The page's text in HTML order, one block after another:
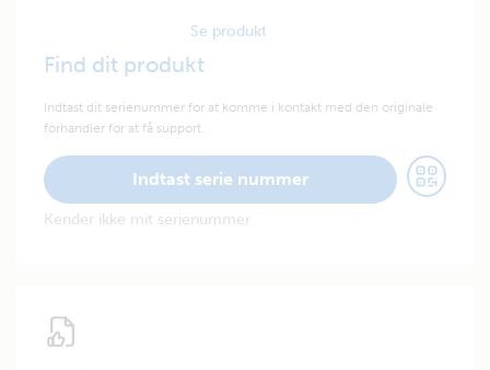
Se produkt
Find dit produkt
Indtast dit serienummer for at komme i kontakt med den originale
forhandler for at få support.
Indtast serie nummer
Kender ikke mit serienummer